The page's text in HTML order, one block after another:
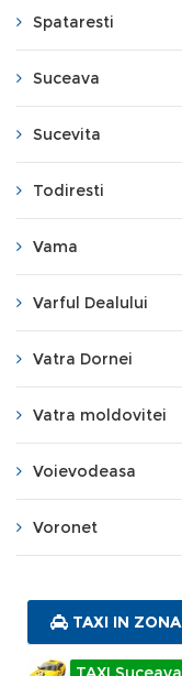
Spataresti
Suceava
Sucevita
Todiresti
Vama
Varful Dealului
Vatra Dornei
Vatra moldovitei
Voievodeasa
Voronet
TAXI IN ZONA